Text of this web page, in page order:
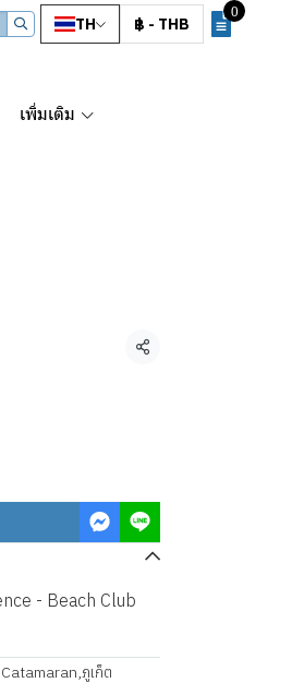
TH ฿ - THB
0
เพิ่มเติม
แชร์
- Beach Club
,ภูเก็ต